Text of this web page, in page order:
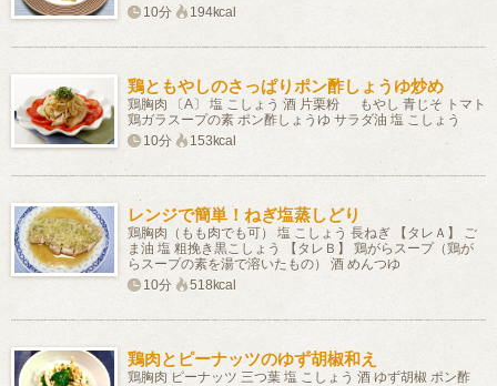
10分
194kcal
鶏ともやしのさっぱりポン酢しょうゆ炒め
鶏胸肉 〔A〕 塩 こしょう 酒 片栗粉 もやし 青じそ トマト
鶏ガラスープの素 ポン酢しょうゆ サラダ油 塩 こしょう
10分
153kcal
レンジで簡単！ねぎ塩蒸しどり
鶏胸肉（もも肉でも可） 塩 こしょう 長ねぎ 【タレＡ】 ご
ま油 塩 粗挽き黒こしょう 【タレＢ】 鶏がらスープ（鶏が
らスープの素を湯で溶いたもの） 酒 めんつゆ
10分
518kcal
鶏肉とピーナッツのゆず胡椒和え
鶏胸肉 ピーナッツ 三つ葉 塩 こしょう 酒 ゆず胡椒 ポン酢